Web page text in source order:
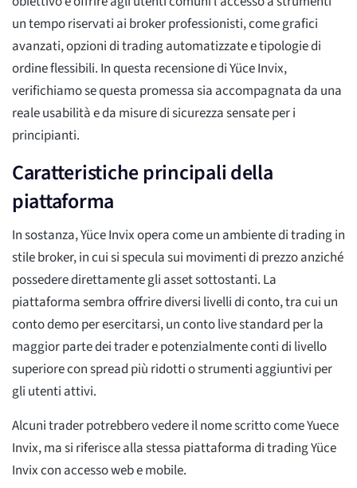
un tempo riservati ai broker professionisti, come grafici
avanzati, opzioni di trading automatizzate e tipologie di
ordine flessibili. In questa recensione di Yüce Invix,
verifichiamo se questa promessa sia accompagnata da una
reale usabilità e da misure di sicurezza sensate per i
principianti.
Caratteristiche principali della
piattaforma
In sostanza, Yüce Invix opera come un ambiente di trading in
stile broker, in cui si specula sui movimenti di prezzo anziché
possedere direttamente gli asset sottostanti. La
piattaforma sembra offrire diversi livelli di conto, tra cui un
conto demo per esercitarsi, un conto live standard per la
maggior parte dei trader e potenzialmente conti di livello
superiore con spread più ridotti o strumenti aggiuntivi per
gli utenti attivi.
Alcuni trader potrebbero vedere il nome scritto come Yuece
Invix, ma si riferisce alla stessa piattaforma di trading Yüce
Invix con accesso web e mobile.